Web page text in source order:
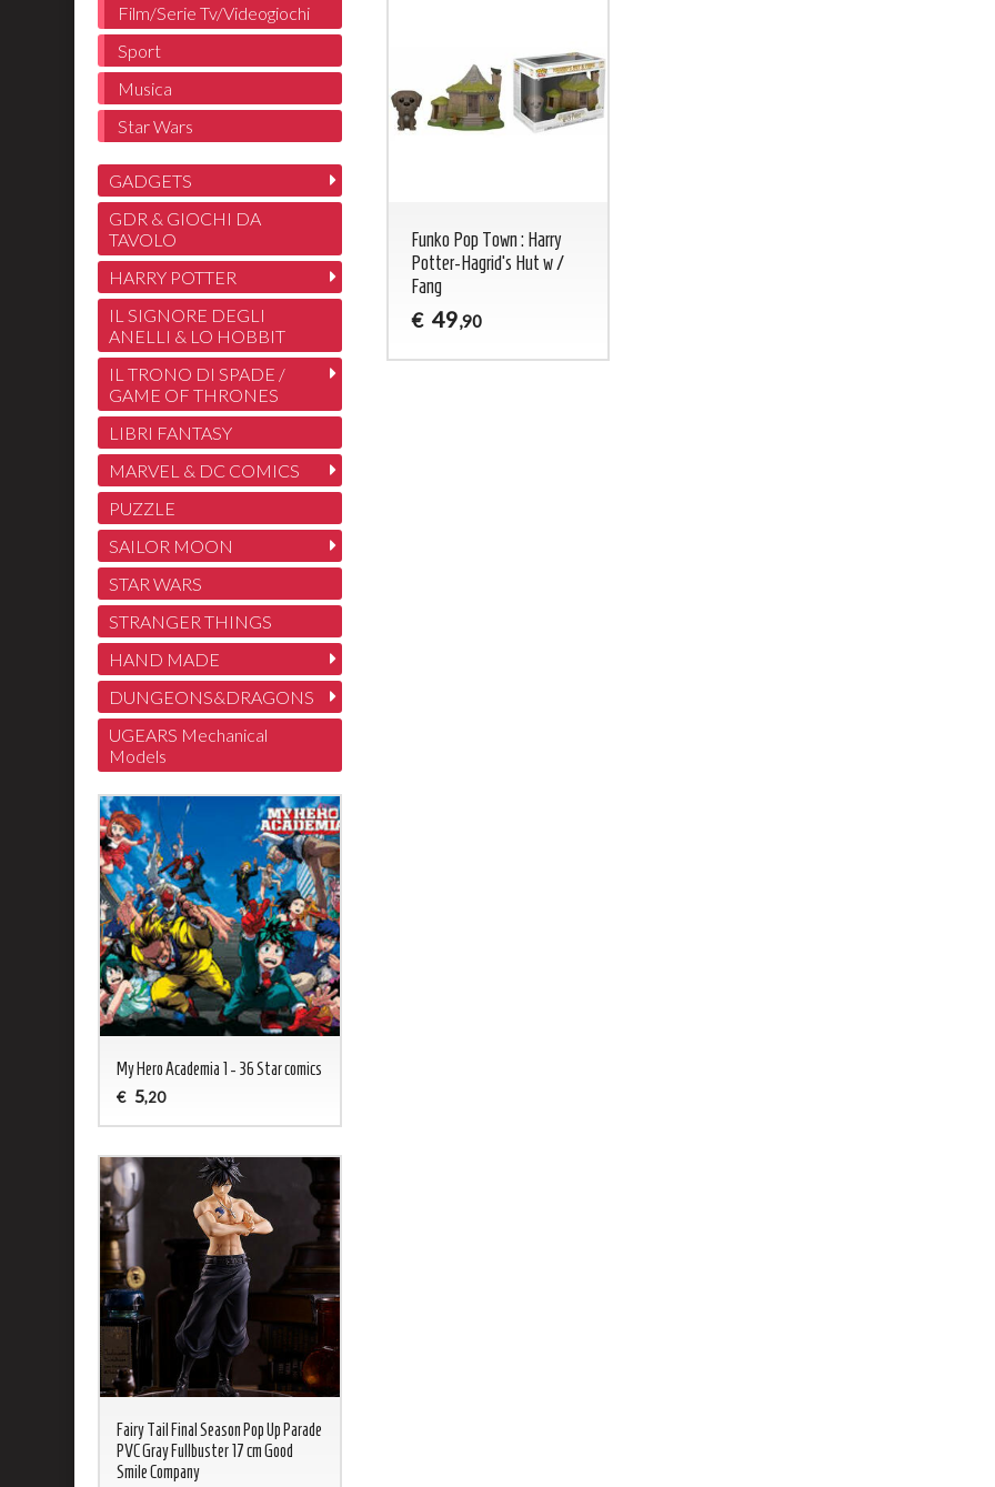
Funko Pop Town : Harry
Potter-Hagrid's Hut w /
Fang
€ 49,90
Film/Serie Tv/Videogiochi
Sport
Musica
Star Wars
GADGETS
GDR & GIOCHI DA
TAVOLO
HARRY POTTER
IL SIGNORE DEGLI
ANELLI & LO HOBBIT
IL TRONO DI SPADE /
GAME OF THRONES
LIBRI FANTASY
MARVEL & DC COMICS
PUZZLE
SAILOR MOON
STAR WARS
STRANGER THINGS
HAND MADE
DUNGEONS&DRAGONS
UGEARS Mechanical
Models
My Hero Academia 1 - 36 Star comics
€ 5,20
Fairy Tail Final Season Pop Up Parade
PVC Gray Fullbuster 17 cm Good
Smile Company